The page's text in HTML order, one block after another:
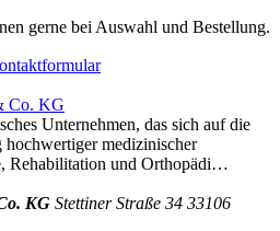
gerne bei Auswahl und Bestellung.
Unternehmen, das sich auf die
medizinischer
Rehabilitation und Orthopädi…
KG Stettiner Straße 34 33106